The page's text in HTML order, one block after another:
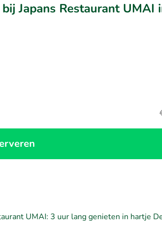
Japans Restaurant UMAI
UMAI: 3 uur lang genieten in hartje